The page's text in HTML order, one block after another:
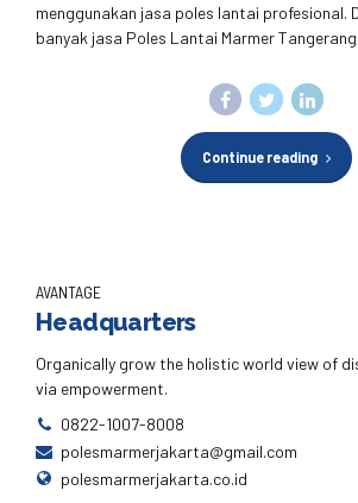
menggunakan jasa poles lantai profesional.
banyak jasa Poles Lantai Marmer
Continue reading
AVANTAGE
Headquarters
Organically grow the holistic world view of
via empowerment.
0822-1007-8008
polesmarmerjakarta@gmail.com
polesmarmerjakarta.co.id